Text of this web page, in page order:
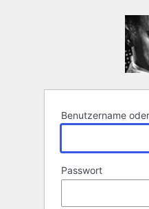
Benutzername
Passwort